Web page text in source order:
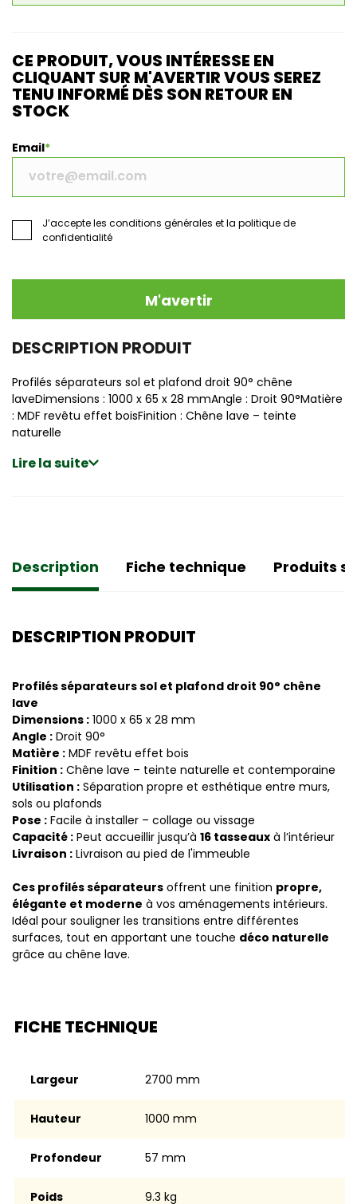
CE PRODUIT, VOUS INTÉRESSE EN
CLIQUANT SUR M'AVERTIR VOUS SEREZ
TENU INFORMÉ DÈS SON RETOUR EN
STOCK
Email
J’accepte les conditions générales et la politique de
confidentialité
M'avertir
DESCRIPTION PRODUIT
Profilés séparateurs sol et plafond droit 90° chêne
laveDimensions : 1000 x 65 x 28 mmAngle : Droit 90°Matière
: MDF revêtu effet boisFinition : Chêne lave – teinte
naturelle
Lire la suite
Description Fiche technique Produits
DESCRIPTION PRODUIT
Profilés séparateurs sol et plafond droit 90° chêne
lave
Dimensions : 1000 x 65 x 28 mm
Angle : Droit 90°
Matière : MDF revêtu effet bois
Finition : Chêne lave – teinte naturelle et contemporaine
Utilisation : Séparation propre et esthétique entre murs,
sols ou plafonds
Pose : Facile à installer – collage ou vissage
Capacité : Peut accueillir jusqu’à 16 tasseaux à l’intérieur
Livraison : Livraison au pied de l'immeuble
Ces profilés séparateurs offrent une finition propre,
élégante et moderne à vos aménagements intérieurs.
Idéal pour souligner les transitions entre différentes
surfaces, tout en apportant une touche déco naturelle
grâce au chêne lave.
FICHE TECHNIQUE
Largeur 2700 mm
Hauteur 1000 mm
Profondeur 57 mm
Poids 9.3 kg